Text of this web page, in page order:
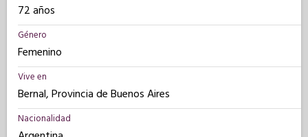
72 años
Género
Femenino
Vive en
Bernal, Provincia de Buenos Aires
Nacionalidad